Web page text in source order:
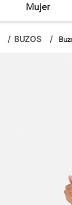
Mujer
BUZOS